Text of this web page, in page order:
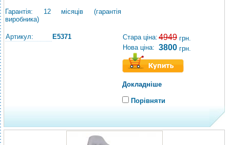
Гарантія: 12 місяців (гарантія
виробника)
Артикул: E5371 Стара ціна: 4949 грн.
Нова ціна: 3800 грн.
Докладніше
Порівняти